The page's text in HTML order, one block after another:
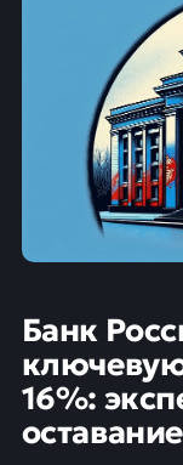
Банк
16%: